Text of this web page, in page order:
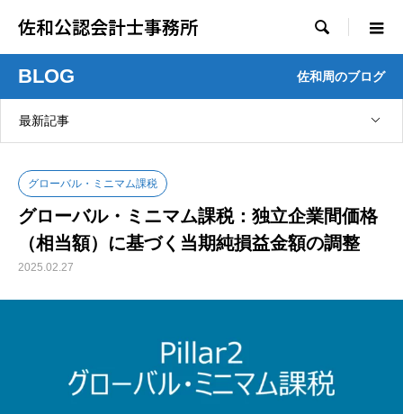
佐和公認会計士事務所 
BLOG 佐和周のブログ
最新記事
グローバル・ミニマム課税
グローバル・ミニマム課税：独立企業間価格
（相当額）に基づく当期純損益金額の調整
2025.02.27